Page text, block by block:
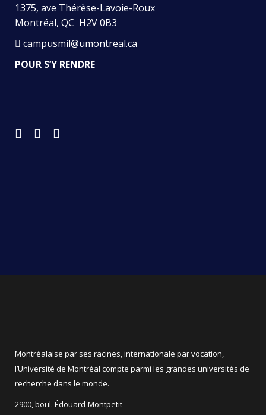
1375, ave Thérèse-Lavoie-Roux
Montréal, QC H2V 0B3
campusmil@umontreal.ca
POUR S’Y RENDRE
Montréalaise par ses racines, internationale par vocation,
l’Université de Montréal compte parmi les grandes universités de
recherche dans le monde.
2900, boul. Édouard-Montpetit